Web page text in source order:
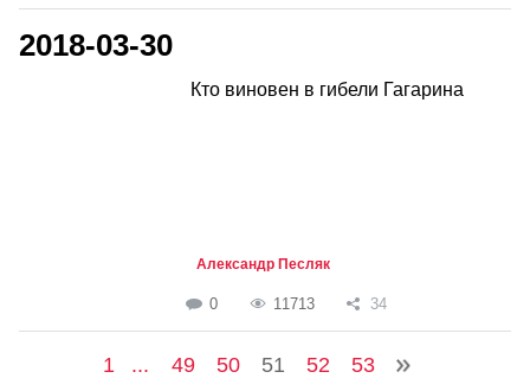
2018-03-30
Кто виновен в гибели Гагарина
Александр Песляк
0 11713 34
1 ... 49 50 51 52 53